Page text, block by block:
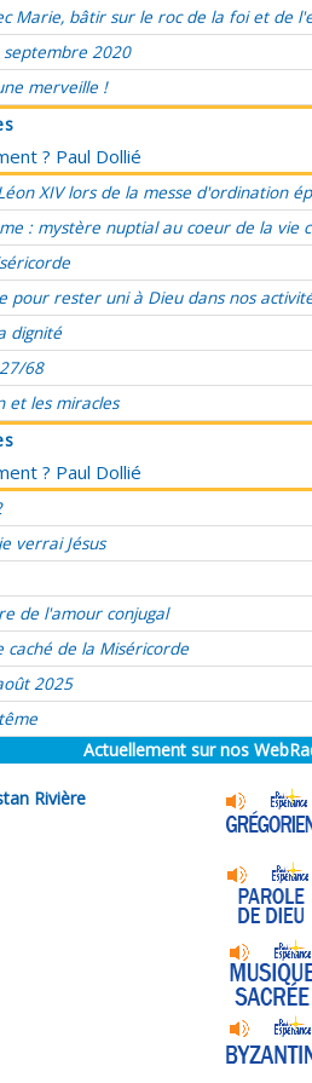
Marie, bâtir sur le roc de la foi et de
2020
merveille !
? Paul Dollié
XIV lors de la messe d'ordination
: mystère nuptial au coeur de la vie
pour rester uni à Dieu dans nos
dignité
68
et les miracles
? Paul Dollié
verrai Jésus
de l'amour conjugal
caché de la Miséricorde
2025
Actuellement sur nos
Rivière